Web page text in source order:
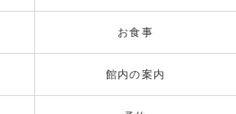
お食事
館内の案内